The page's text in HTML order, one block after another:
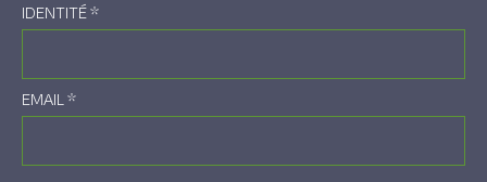
IDENTITÉ*
EMAIL*